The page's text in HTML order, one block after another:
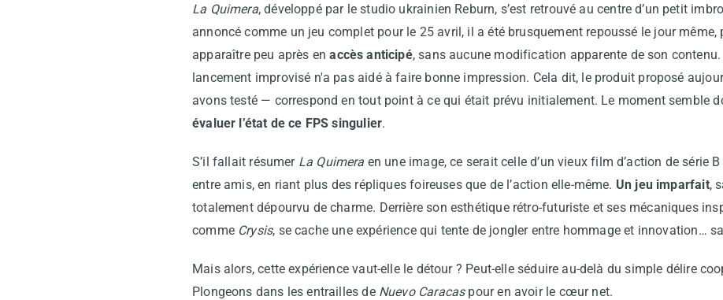
La Quimera, développé par le studio ukrainien Reburn, s’est retrouvé au centre d’un petit
annoncé comme un jeu complet pour le 25 avril, il a été brusquement repoussé le jour
apparaître peu après enaccès anticipé, sans aucune modification apparente de son
lancement improvisé n'a pas aidé à faire bonne impression. Cela dit, le produit proposé
avons testé — correspond en tout point à ce qui était prévu initialement. Le moment semble
évaluer l’état de ce FPS singulier.
S’il fallait résumer La Quimera en une image, ce serait celle d’un vieux film d’action de série
entre amis, en riant plus des répliques foireuses que de l’action elle-même. Un jeu imparfait,
totalement dépourvu de charme. Derrière son esthétique rétro-futuriste et ses mécaniques
comme Crysis, se cache une expérience qui tente de jongler entre hommage et innovation…
Mais alors, cette expérience vaut-elle le détour ? Peut-elle séduire au-delà du simple délire
Plongeons dans les entrailles de Nuevo Caracaspour en avoir le cœur net.